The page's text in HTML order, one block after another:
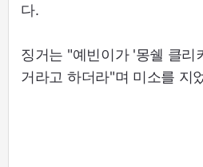
다.
징거는 "예빈이가 '몽쉘 클리
거라고 하더라"며 미소를 지